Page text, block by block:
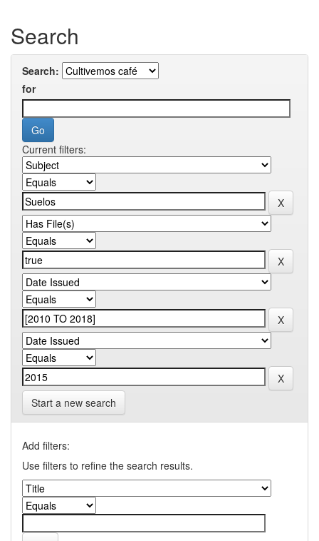
Search
Search:
for
Current filters:
Start a new search
Add filters:
Use filters to refine the search results.